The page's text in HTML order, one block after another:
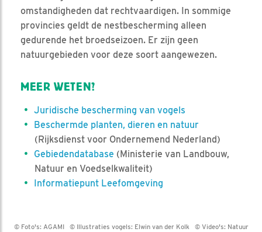
omstandigheden dat rechtvaardigen. In sommige
provincies geldt de nestbescherming alleen
gedurende het broedseizoen. Er zijn geen
natuurgebieden voor deze soort aangewezen.
MEER WETEN?
Juridische bescherming van vogels
Beschermde planten, dieren en natuur
(Rijksdienst voor Ondernemend Nederland)
Gebiedendatabase (Ministerie van Landbouw,
Natuur en Voedselkwaliteit)
Informatiepunt Leefomgeving
© Foto's: AGAMI© Illustraties vogels: Elwin van der Kolk© Video's: Natuur